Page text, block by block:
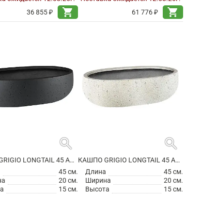
36 855 ₽
shopping_cart
61 776 ₽
shopping_cart
search
КАШПО GRIGIO LONGTAIL 45 ANTHRACITE
45 см.
20 см.
15 см.
search
КАШПО GRIGIO LONGTAIL 45 ANTIQUE WHITE
Длина
45 см.
Ширина
20 см.
Высота
15 см.